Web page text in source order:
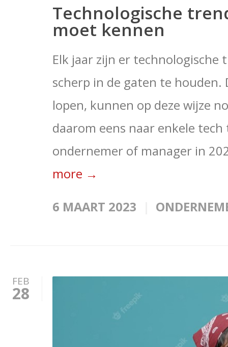
Technologische
moet kennen
Elk jaar zijn er
scherp in de gaten te houden.
lopen, kunnen op deze wijze
daarom eens naar enkele
ondernemer of manager in
more →
6 MAART 2023
FEB
28